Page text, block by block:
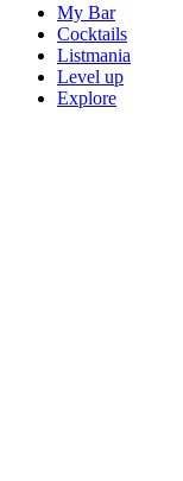
My Bar
Cocktails
Listmania
Level up
Explore